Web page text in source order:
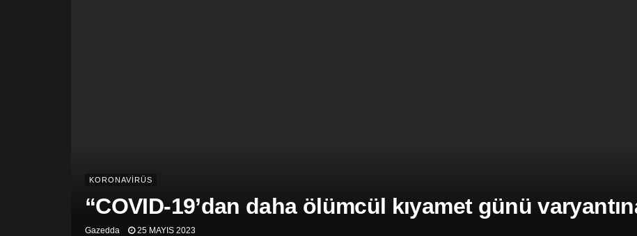
KORONAVİRÜS
“COVID-19’dan daha ölümcül kıyamet günü varyantına
Gazedda 25 MAYIS 2023